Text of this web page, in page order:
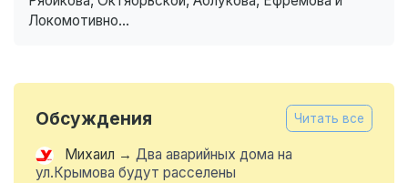
Локомотивно...
Обсуждения Читать все
Михаил → Два аварийных дома на
ул.Крымова будут расселены